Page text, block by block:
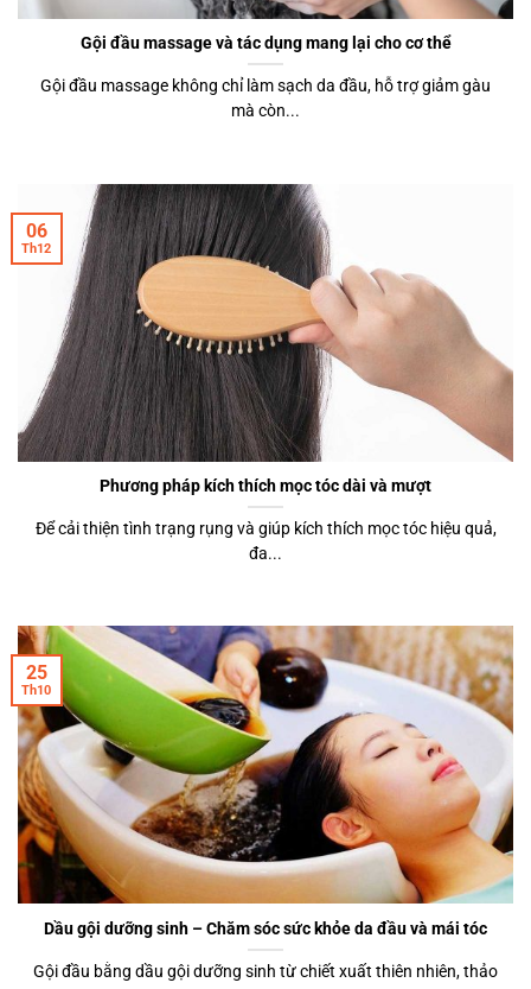
Gội đầu massage và tác dụng mang lại cho cơ thể
Gội đầu massage không chỉ làm sạch da đầu, hỗ trợ giảm gàu
mà còn...
Phương pháp kích thích mọc tóc dài và mượt
Để cải thiện tình trạng rụng và giúp kích thích mọc tóc hiệu quả,
đa...
06
Th12
Dầu gội dưỡng sinh – Chăm sóc sức khỏe da đầu và mái tóc
Gội đầu bằng dầu gội dưỡng sinh từ chiết xuất thiên nhiên, thảo
25
Th10